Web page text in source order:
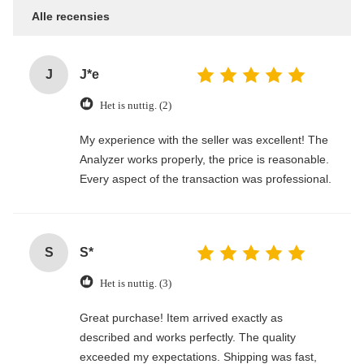
Alle recensies
J J*e
Het is nuttig. (2)
My experience with the seller was excellent! The
Analyzer works properly, the price is reasonable.
Every aspect of the transaction was professional.
S S*
Het is nuttig. (3)
Great purchase! Item arrived exactly as
described and works perfectly. The quality
exceeded my expectations. Shipping was fast,